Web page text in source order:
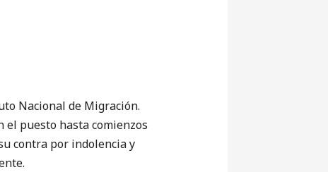
Nacional de Migración.
el puesto hasta comienzos
contra por indolencia y